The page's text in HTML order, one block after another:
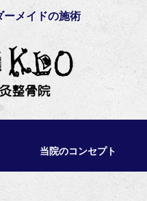
ーメイドの施術
当院のコンセプト